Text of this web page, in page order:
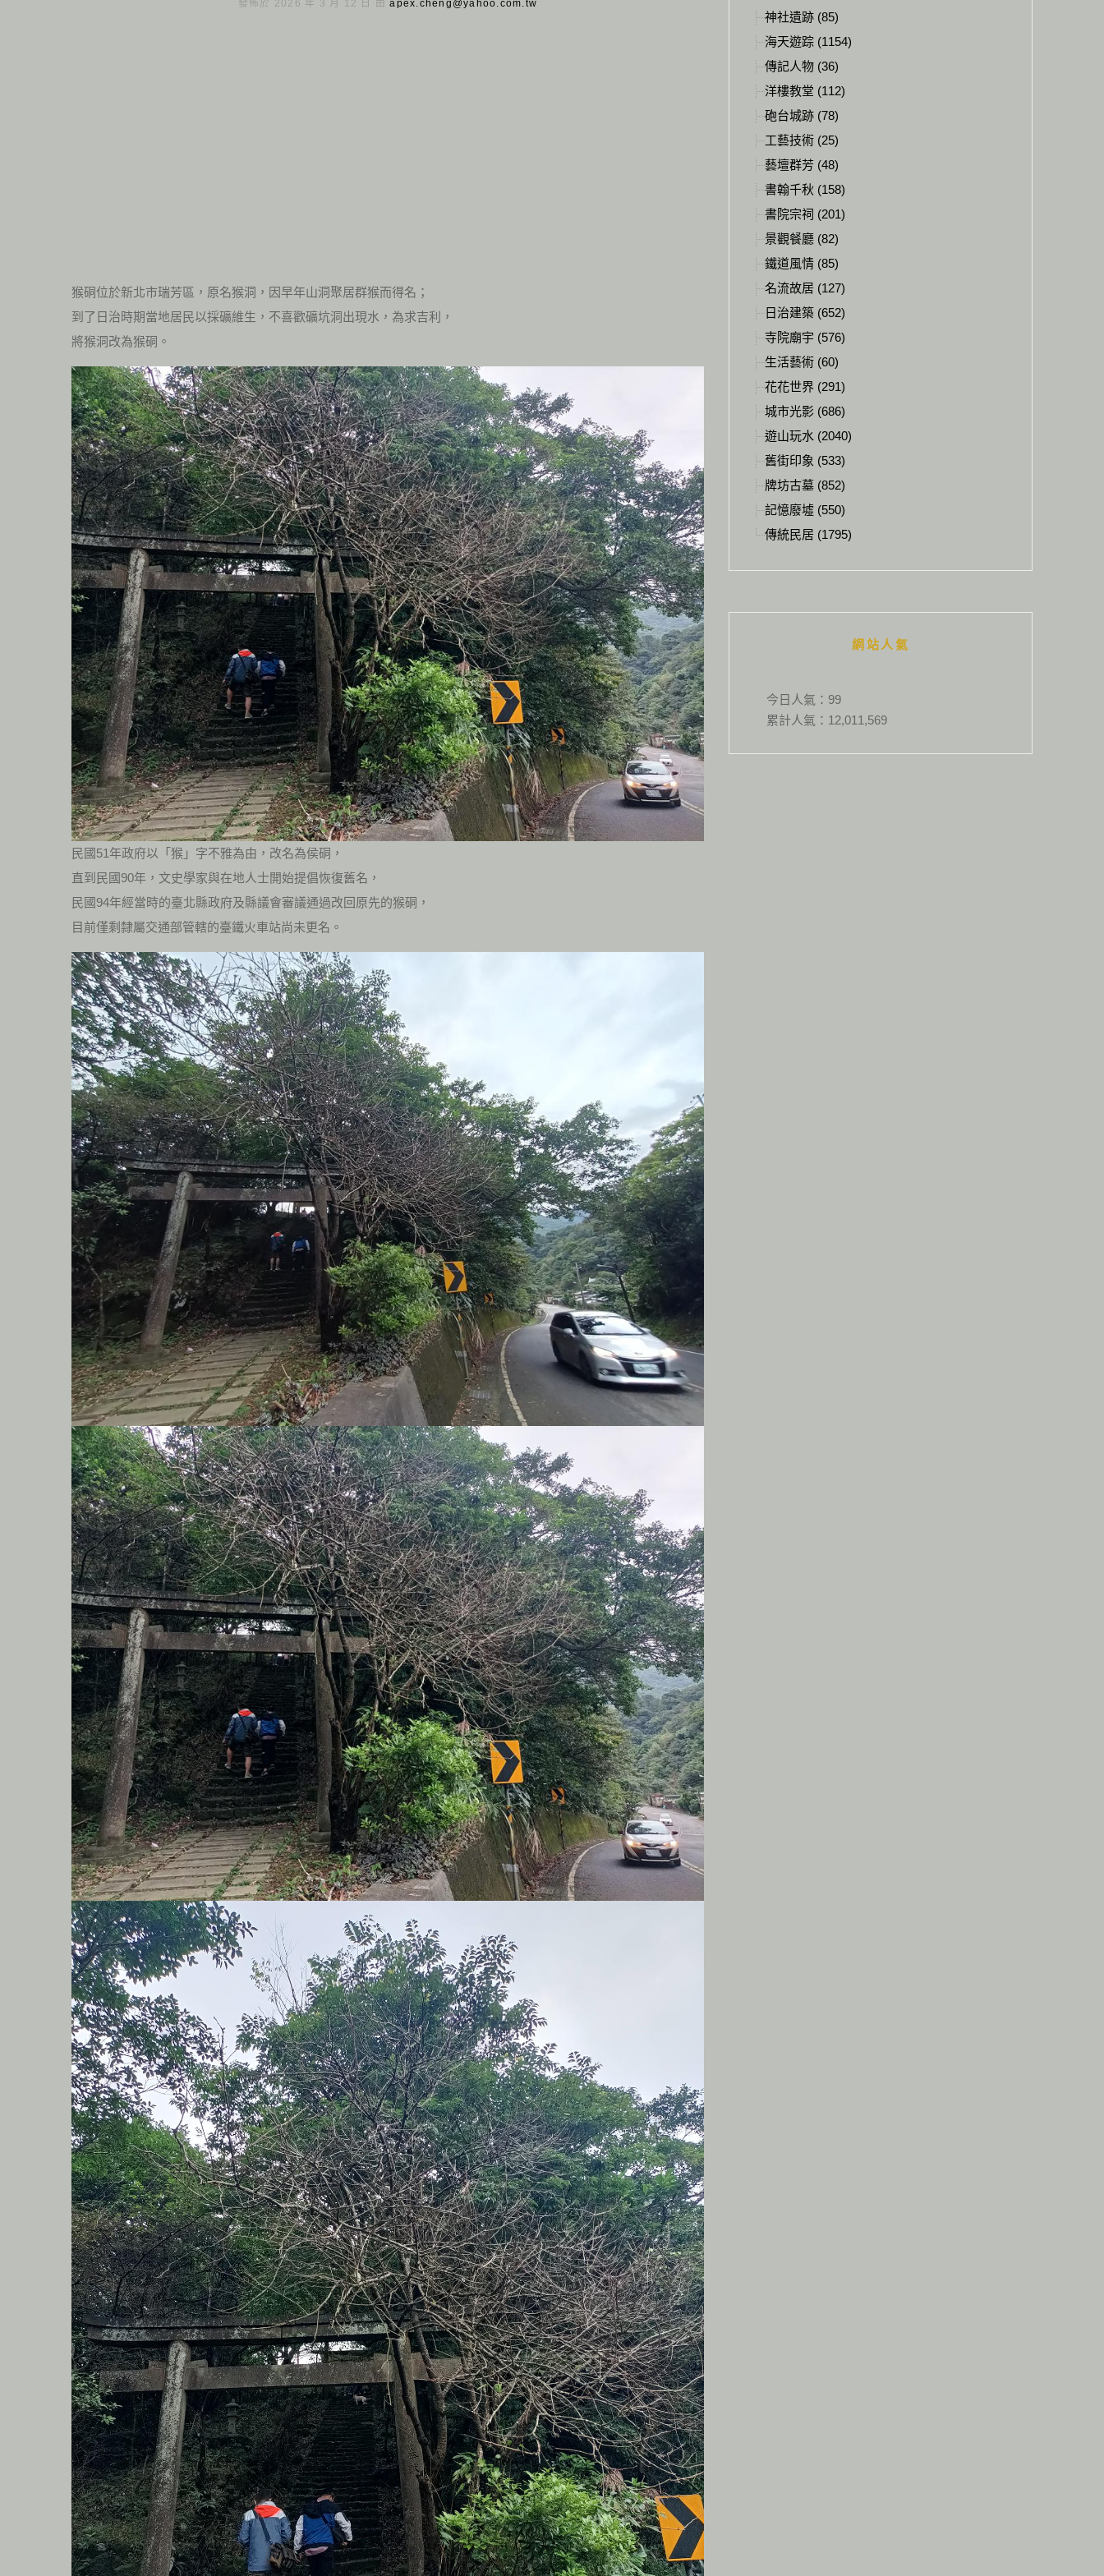
發佈於 2026 年 3 月 12 日 由apex.cheng@yahoo.com.tw
猴硐位於新北市瑞芳區，原名猴洞，因早年山洞聚居群猴而得名；
到了日治時期當地居民以採礦維生，不喜歡礦坑洞出現水，為求吉利，
將猴洞改為猴硐。
民國51年政府以「猴」字不雅為由，改名為侯硐，
直到民國90年，文史學家與在地人士開始提倡恢復舊名，
民國94年經當時的臺北縣政府及縣議會審議通過改回原先的猴硐，
目前僅剩隸屬交通部管轄的臺鐵火車站尚未更名。
神社遺跡 (85)
海天遊踪 (1154)
傳記人物 (36)
洋樓教堂 (112)
砲台城跡 (78)
工藝技術 (25)
藝壇群芳 (48)
書翰千秋 (158)
書院宗祠 (201)
景觀餐廳 (82)
鐵道風情 (85)
名流故居 (127)
日治建築 (652)
寺院廟宇 (576)
生活藝術 (60)
花花世界 (291)
城市光影 (686)
遊山玩水 (2040)
舊街印象 (533)
牌坊古墓 (852)
記憶廢墟 (550)
傳統民居 (1795)
網站人氣
今日人氣： 99
累計人氣： 12,011,569